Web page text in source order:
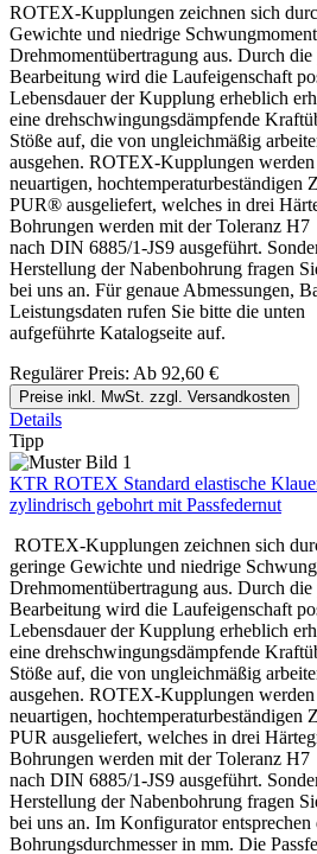
ROTEX-Kupplungen zeichnen sich
Gewichte und niedrige
Drehmomentübertragung aus. Durch die
Bearbeitung wird die Laufeigenschaft
Lebensdauer der Kupplung erheblich
eine drehschwingungsdämpfende
Stöße auf, die von ungleichmäßig
ausgehen. ROTEX-Kupplungen
neuartigen, hochtemperaturbeständigen
PUR® ausgeliefert, welches in drei
Bohrungen werden mit der Toleranz H7
nach DIN 6885/1-JS9 ausgeführt.
Herstellung der Nabenbohrung fragen
bei uns an. Für genaue Abmessungen,
Leistungsdaten rufen Sie bitte die unten
aufgeführte Katalogseite auf.
Regulärer Preis: Ab 92,60 €
Preise inkl. MwSt. zzgl. Versandkosten
Details
Tipp
KTR ROTEX Standard elastische
zylindrisch gebohrt mit Passfedernut
ROTEX-Kupplungen zeichnen sich
geringe Gewichte und niedrige
Drehmomentübertragung aus. Durch die
Bearbeitung wird die Laufeigenschaft
Lebensdauer der Kupplung erheblich
eine drehschwingungsdämpfende
Stöße auf, die von ungleichmäßig
ausgehen. ROTEX-Kupplungen
neuartigen, hochtemperaturbeständigen
PUR ausgeliefert, welches in drei
Bohrungen werden mit der Toleranz H7
nach DIN 6885/1-JS9 ausgeführt.
Herstellung der Nabenbohrung fragen
bei uns an. Im Konfigurator entsprechen
Bohrungsdurchmesser in mm. Die